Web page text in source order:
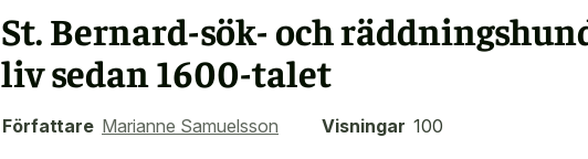
St. Bernard-sök- och
liv sedan 1600-talet
Författare Marianne Samuelsson Visningar 100